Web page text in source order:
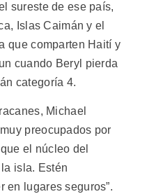
sureste de ese país,
Islas Caimán y el
que comparten Haití y
cuando Beryl pierda
categoría 4.
Michael
preocupados por
el núcleo del
isla. Estén
en lugares seguros”.